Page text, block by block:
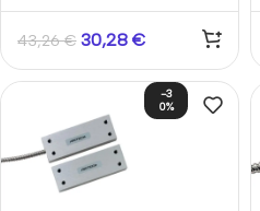
metálicas. Apertura
operativa máx. 12mm. 2m
de cable. Blanco
43,26€ 30,28 €
-3
0%